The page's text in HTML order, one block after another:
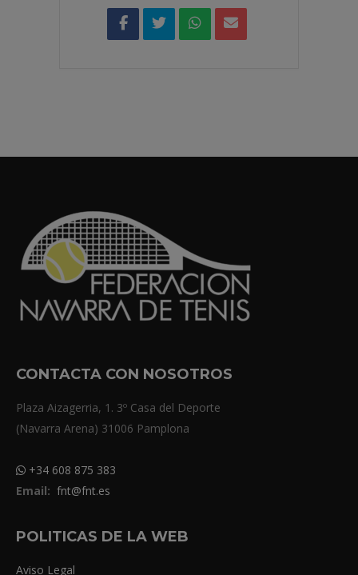
CONTACTA CON NOSOTROS
Plaza Aizagerria, 1. 3º Casa del Deporte
(Navarra Arena) 31006 Pamplona
+34 608 875 383
Email: fnt@fnt.es
POLITICAS DE LA WEB
Aviso Legal